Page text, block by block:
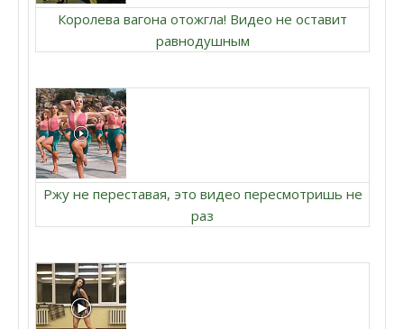
Королева вагона отожгла! Видео не оставит
равнодушным
Ржу не переставая, это видео пересмотришь не
раз